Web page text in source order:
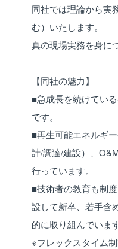
同社では理論から実
む）いたします。
真の現場実務を身に
【同社の魅力】
■急成長を続けてい
です。
■再生可能エネルギ
計/調達/建設）、
行っています。
■技術者の教育も制
設して新卒、若手含
的に取り組んでいます
※フレックスタイム